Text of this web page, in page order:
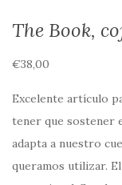
The Book,
€38,00
Excelente artículo
tener que sostener
adapta a nuestro
queramos utilizar.